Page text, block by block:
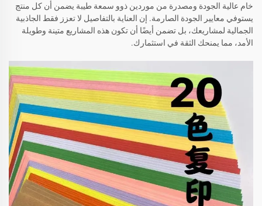
خام عالية الجودة ومصدرة من موردين ذوو سمعة طيبة يضمن أن كل منتج
يستوفي معايير الجودة الصارمة. إن العناية بالتفاصيل لا تعزز فقط الجاذبية
الجمالية لمشاريعك، بل تضمن أيضًا أن تكون هذه المشاريع متينة وطويلة
الأمد، مما يمنحك الثقة في استثمارك.